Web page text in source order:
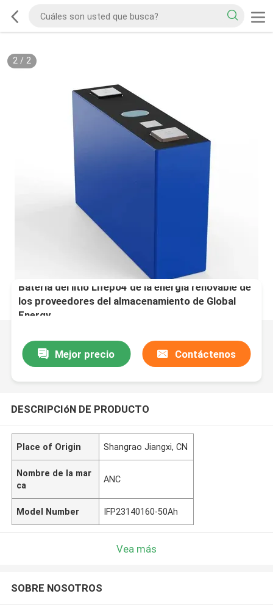
2/ 2
Batería del litio Lifepo4 de la energía renovable de
los proveedores del almacenamiento de Global
Energy
Mejor precio Contáctenos
DESCRIPCIóN DE PRODUCTO
Place of Origin Shangrao Jiangxi, CN
Nombre de la mar
ca
ANC
Model Number IFP23140160-50Ah
Vea más
SOBRE NOSOTROS